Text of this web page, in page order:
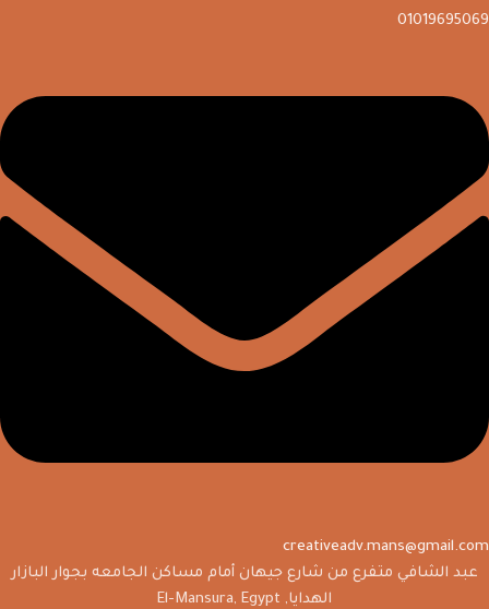
01019695069
creativeadv.mans@gmail.com
عبد الشافي متفرع من شارع جيهان أمام مساكن الجامعه بجوار البازار
الهدايا, El-Mansura, Egypt